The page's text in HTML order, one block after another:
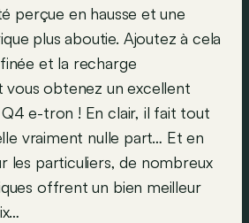
perçue en hausse et une
plus aboutie. Ajoutez à cela
et la recharge
vous obtenez un excellent
e-tron ! En clair, il fait tout
vraiment nulle part… Et en
les particuliers, de nombreux
offrent un bien meilleur